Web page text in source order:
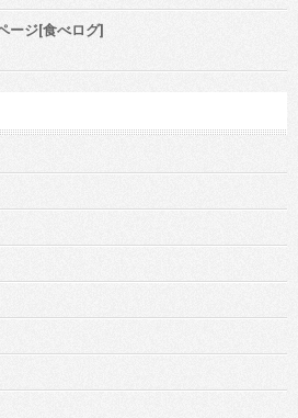
ージ[食べログ]